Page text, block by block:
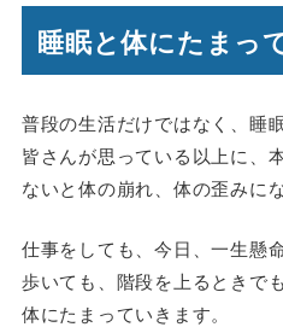
睡眠と体にたまっ
普段の生活だけではなく、睡
皆さんが思っている以上に、
ないと体の崩れ、体の歪みに
仕事をしても、今日、一生懸
歩いても、階段を上るときで
体にたまっていきます。